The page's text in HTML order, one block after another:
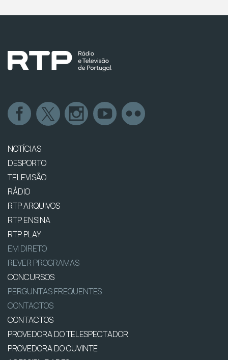
NOTÍCIAS
DESPORTO
TELEVISÃO
RÁDIO
RTP ARQUIVOS
RTP ENSINA
RTP PLAY
EM DIRETO
REVER PROGRAMAS
CONCURSOS
PERGUNTAS FREQUENTES
CONTACTOS
CONTACTOS
PROVEDORA DO TELESPECTADOR
PROVEDORA DO OUVINTE